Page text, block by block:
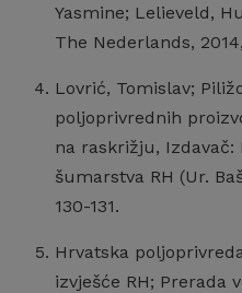
Yasmine; Lelieveld,
The Nederlands,
Lovrić, Tomislav;
poljoprivrednih
na raskrižju,
šumarstva RH (Ur.
130-131.
Hrvatska
izvješće RH; Prerada